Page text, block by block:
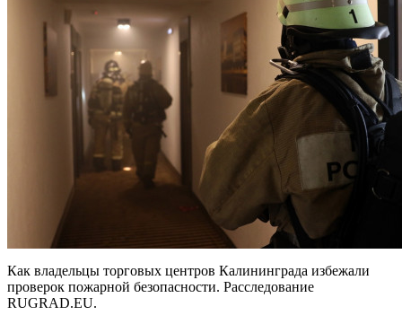
Как владельцы торговых центров Калининграда избежали
проверок пожарной безопасности. Расследование
RUGRAD.EU.